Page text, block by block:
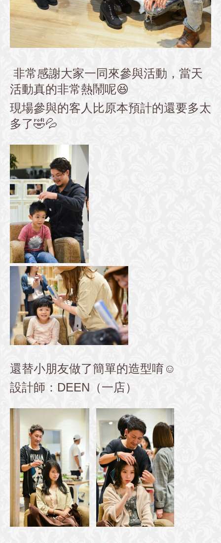
非常感謝大家一同來參與活動，當天
活動真的非常熱鬧呢😆
現場參與的客人比原本預計的還要多太
多了🤣💦
還替小朋友做了簡單的造型唷☺️
設計師：DEEN（一店）